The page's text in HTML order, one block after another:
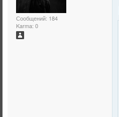
Сообщений: 184
Karma: 0